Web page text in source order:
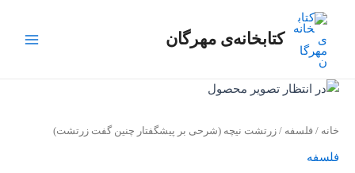
کتابخانه‌ی مهرگان
Menu
خانه / فلسفه / زرتشت نیچه (شرحی بر پیشگفتار چنین گفت زرتشت)
فلسفه